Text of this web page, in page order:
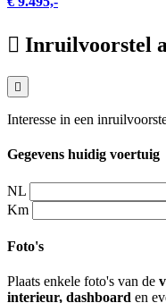
Inruilvoorstel
Interesse in een
Gegevens huidig voertuig
NL
Km
Foto's
Plaats enkele foto's van de
interieur, dashboard en